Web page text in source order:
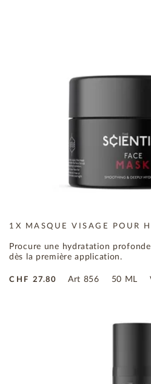
1X MASQUE VISAGE POUR
Procure une hydratation
dès la première application.
CHF27.80 Art 856 50 ML